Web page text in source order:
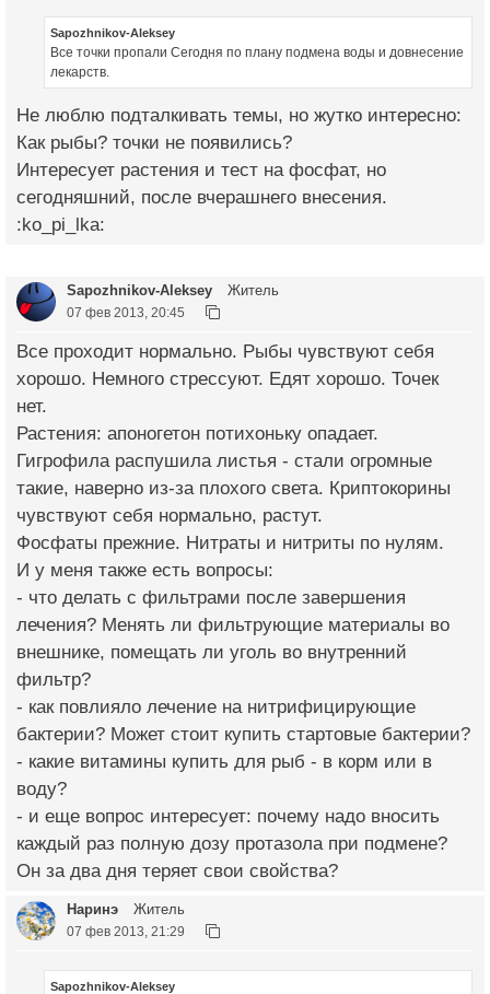
Sapozhnikov-Aleksey
Все точки пропали Сегодня по плану подмена воды и довнесение
лекарств.
Не люблю подталкивать темы, но жутко интересно:
Как рыбы? точки не появились?
Интересует растения и тест на фосфат, но
сегодняшний, после вчерашнего внесения.
:ko_pi_lka:
Sapozhnikov-Aleksey Житель
07 фев 2013, 20:45
Все проходит нормально. Рыбы чувствуют себя
хорошо. Немного стрессуют. Едят хорошо. Точек
нет.
Растения: апоногетон потихоньку опадает.
Гигрофила распушила листья - стали огромные
такие, наверно из-за плохого света. Криптокорины
чувствуют себя нормально, растут.
Фосфаты прежние. Нитраты и нитриты по нулям.
И у меня также есть вопросы:
- что делать с фильтрами после завершения
лечения? Менять ли фильтрующие материалы во
внешнике, помещать ли уголь во внутренний
фильтр?
- как повлияло лечение на нитрифицирующие
бактерии? Может стоит купить стартовые бактерии?
- какие витамины купить для рыб - в корм или в
воду?
- и еще вопрос интересует: почему надо вносить
каждый раз полную дозу протазола при подмене?
Он за два дня теряет свои свойства?
Наринэ Житель
07 фев 2013, 21:29
Sapozhnikov-Aleksey